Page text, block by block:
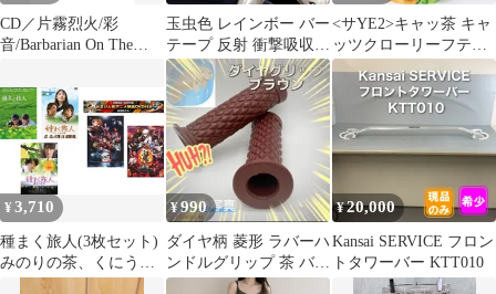
CD／片霧烈火/彩
音/Barbarian On The
【3CD】G線上の魔王
オリジナルサウンドコ
レクション
玉虫色 レインボー バー
テープ 反射 衝撃吸収性
ロードバイク
<サYE2>キャッ茶 キャ
ッツクローリーフティ
ー 1.5g×30包入り ペル
ー産キャッツクローリ
ーフ100％ 賞味期限：
2027.4
¥3,710
種まく旅人(3枚セット)
みのりの茶、くにうみ
の郷、夢のつぎ木、お
¥990
ダイヤ柄 菱形 ラバーハ
ンドルグリップ 茶 バイ
ク カスタム ミリバー
¥20,000
Kansai SERVICE フロン
トタワーバー KTT010